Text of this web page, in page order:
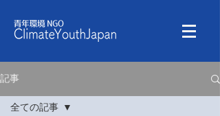
記事
全ての記事